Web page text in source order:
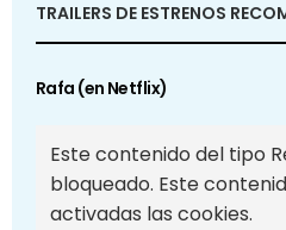
TRAILERS DE ESTRENOS
Rafa (en Netflix)
Este contenido del tipo
bloqueado. Este
activadas las cookies.